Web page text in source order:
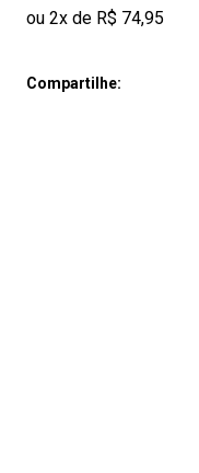
ou 2x de R$ 74,95
Compartilhe: